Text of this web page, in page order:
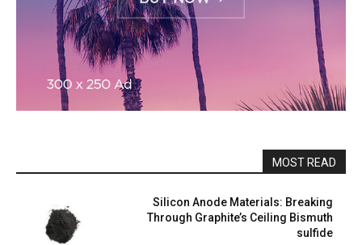
MOST READ
Silicon Anode Materials: Breaking
Through Graphite’s Ceiling Bismuth
sulfide